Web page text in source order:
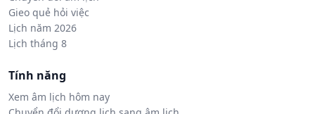
Gieo quẻ hỏi việc
Lịch năm 2026
Lịch tháng 8
Tính năng
Xem âm lịch hôm nay